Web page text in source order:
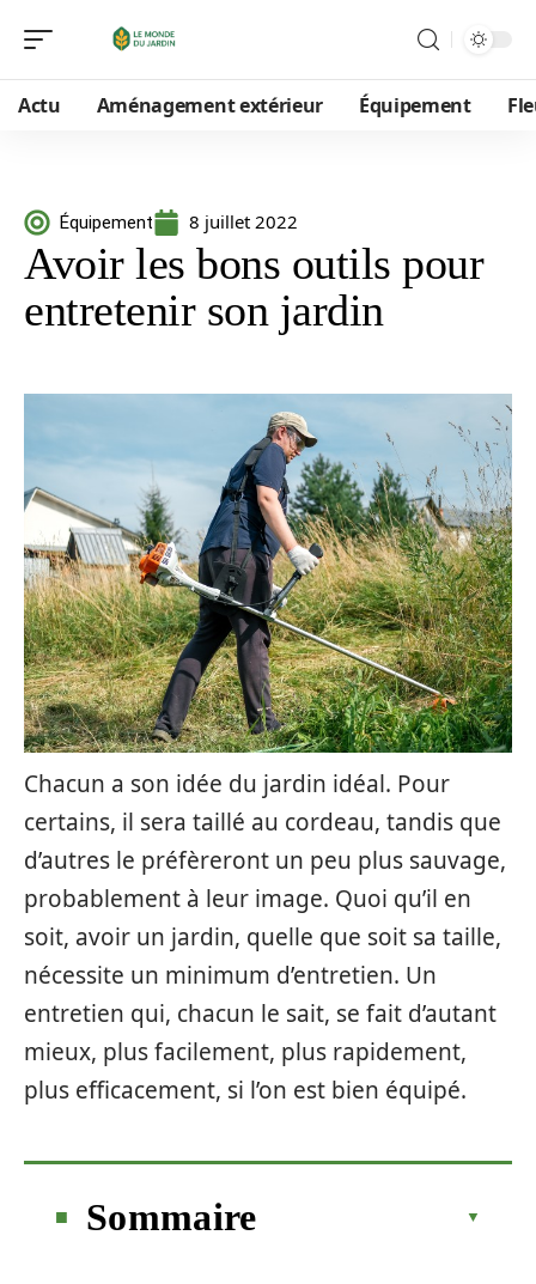
Actu Aménagement extérieur Équipement
Équipement 8 juillet 2022
Avoir les bons outils pour
entretenir son jardin
Chacun a son idée du jardin idéal. Pour
certains, il sera taillé au cordeau, tandis que
d’autres le préfèreront un peu plus sauvage,
probablement à leur image. Quoi qu’il en
soit, avoir un jardin, quelle que soit sa taille,
nécessite un minimum d’entretien. Un
entretien qui, chacun le sait, se fait d’autant
mieux, plus facilement, plus rapidement,
plus efficacement, si l’on est bien équipé.
Sommaire